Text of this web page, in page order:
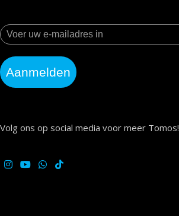
Aanmelden
Volg ons op social media voor meer Tomos!